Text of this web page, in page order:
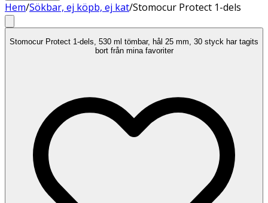
Hem/Sökbar, ej köpb, ej kat/Stomocur Protect 1-dels
Stomocur Protect 1-dels, 530 ml tömbar, hål 25 mm, 30 styck har tagits
bort från mina favoriter